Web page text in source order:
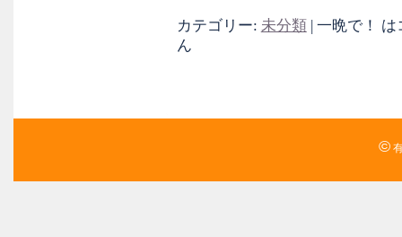
カテゴリー: 未分類| 一晩で！ は
ん
©